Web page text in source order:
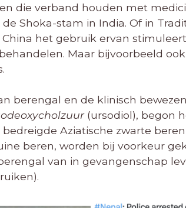
die verband houden met
Shoka-stam in India. Of in
het gebruik ervan
Maar bijvoorbeeld
berengal en de klinisch
(ursodiol), begon
Aziatische zwarte
beren, worden bij voorkeur
van in gevangenschap